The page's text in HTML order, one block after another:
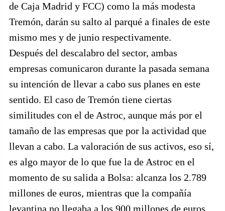
de Caja Madrid y FCC) como la más modesta
Tremón, darán su salto al parqué a finales de este
mismo mes y de junio respectivamente.
Después del descalabro del sector, ambas
empresas comunicaron durante la pasada semana
su intención de llevar a cabo sus planes en este
sentido. El caso de Tremón tiene ciertas
similitudes con el de Astroc, aunque más por el
tamaño de las empresas que por la actividad que
llevan a cabo. La valoración de sus activos, eso sí,
es algo mayor de lo que fue la de Astroc en el
momento de su salida a Bolsa: alcanza los 2.789
millones de euros, mientras que la compañía
levantina no llegaba a los 900 millones de euros.